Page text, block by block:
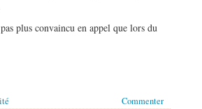
plus convaincu en appel que lors du
Commenter